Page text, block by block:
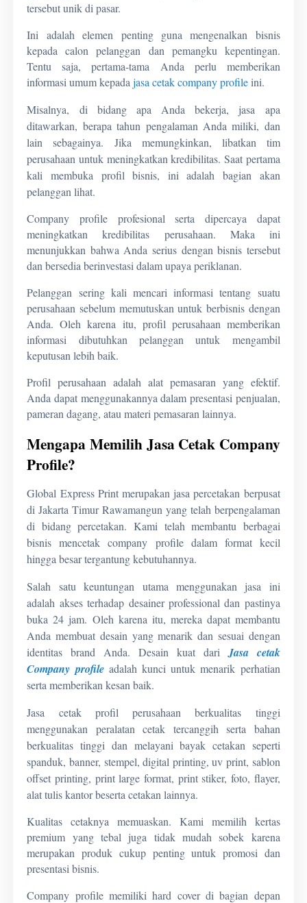
tersebut unik di pasar.
Ini adalah elemen penting guna mengenalkan bisnis
kepada calon pelanggan dan pemangku kepentingan.
Tentu saja, pertama-tama Anda perlu memberikan
informasi umum kepadajasa cetak company profile ini.
Misalnya, di bidang apa Anda bekerja, jasa apa
ditawarkan, berapa tahun pengalaman Anda miliki, dan
lain sebagainya. Jika memungkinkan, libatkan tim
perusahaan untuk meningkatkan kredibilitas. Saat pertama
kali membuka profil bisnis, ini adalah bagian akan
pelanggan lihat.
Company profile
profesional serta dipercaya dapat
meningkatkan kredibilitas perusahaan. Maka ini
menunjukkan bahwa Anda serius dengan bisnis tersebut
dan bersedia berinvestasi dalam upaya periklanan.
Pelanggan sering kali mencari informasi tentang suatu
perusahaan sebelum memutuskan untuk berbisnis dengan
Anda. Oleh karena itu, profil perusahaan memberikan
informasi dibutuhkan pelanggan untuk mengambil
keputusan lebih baik.
Profil perusahaan adalah alat pemasaran yang efektif.
Anda dapat menggunakannya dalam presentasi penjualan,
pameran dagang, atau materi pemasaran lainnya.
Mengapa Memilih Jasa Cetak Company
Profile?
Global Express Print merupakan jasa percetakan berpusat
di Jakarta Timur Rawamangun yang telah berpengalaman
di bidang percetakan. Kami telah membantu berbagai
bisnis mencetak company profile dalam format kecil
hingga besar tergantung kebutuhannya.
Salah satu keuntungan utama menggunakan jasa ini
adalah akses terhadap desainer professional dan pastinya
buka 24 jam. Oleh karena itu, mereka dapat membantu
Anda membuat desain yang menarik dan sesuai dengan
identitas brand Anda. Desain kuat dari Jasa cetak
Company profileadalah kunci untuk menarik perhatian
serta memberikan kesan baik.
Jasa cetak profil perusahaan berkualitas tinggi
menggunakan peralatan cetak tercanggih serta bahan
berkualitas tinggi dan melayani bayak cetakan seperti
spanduk, banner, stempel, digital printing, uv print, sablon
offset printing, print large format, print stiker, foto, flayer,
alat tulis kantorbeserta cetakan lainnya.
Kualitas cetaknya memuaskan. Kami memilih kertas
premium yang tebal juga tidak mudah sobek karena
merupakan produk cukup penting untuk promosi dan
presentasi bisnis.
Company profile memiliki hard cover di bagian depan